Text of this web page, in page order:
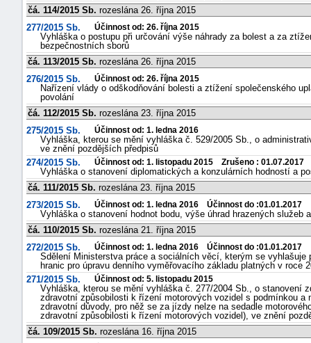
čá. 114/2015 Sb. rozeslána 26. října 2015
277/2015 Sb.
Účinnost od: 26. října 2015
Vyhláška o postupu při určování výše náhrady za bolest a za
bezpečnostních sborů
čá. 113/2015 Sb. rozeslána 26. října 2015
276/2015 Sb.
Účinnost od: 26. října 2015
Nařízení vlády o odškodňování bolesti a ztížení společenského
povolání
čá. 112/2015 Sb. rozeslána 23. října 2015
275/2015 Sb.
Účinnost od: 1. ledna 2016
Vyhláška, kterou se mění vyhláška č. 529/2005 Sb., o
ve znění pozdějších předpisů
274/2015 Sb.
Účinnost od: 1. listopadu 2015 Zrušeno : 01.07.2017
Vyhláška o stanovení diplomatických a konzulárních hodností a
čá. 111/2015 Sb. rozeslána 23. října 2015
273/2015 Sb.
Účinnost od: 1. ledna 2016 Účinnost do :01.01.2017
Vyhláška o stanovení hodnot bodu, výše úhrad hrazených služeb
čá. 110/2015 Sb. rozeslána 21. října 2015
272/2015 Sb.
Účinnost od: 1. ledna 2016 Účinnost do :01.01.2017
Sdělení Ministerstva práce a sociálních věcí, kterým se
hranic pro úpravu denního vyměřovacího základu platných v roce
271/2015 Sb.
Účinnost od: 5. listopadu 2015
Vyhláška, kterou se mění vyhláška č. 277/2004 Sb., o stanovení
zdravotní způsobilosti k řízení motorových vozidel s podmínkou
zdravotní důvody, pro něž se za jízdy nelze na sedadle
zdravotní způsobilosti k řízení motorových vozidel), ve znění
čá. 109/2015 Sb. rozeslána 16. října 2015